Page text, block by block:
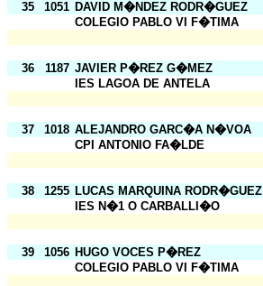
35
1051 DAVID M�NDEZ RODR�GUEZ
COLEGIO PABLO VI F�TIMA
36
1187 JAVIER P�REZ G�MEZ
IES LAGOA DE ANTELA
37
1018 ALEJANDRO GARC�A N�VOA
CPI ANTONIO FA�LDE
38
1255 LUCAS MARQUINA RODR�GUEZ
IES N�1 O CARBALLI�O
39
1056 HUGO VOCES P�REZ
COLEGIO PABLO VI F�TIMA